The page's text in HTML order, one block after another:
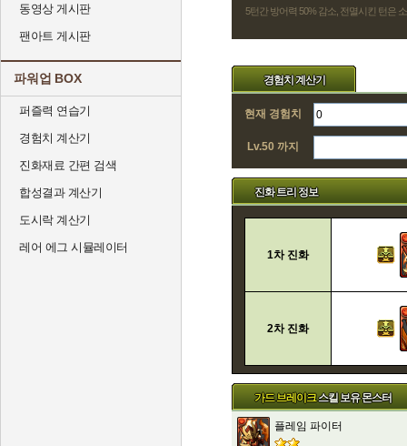
동영상 게시판
팬아트 게시판
파워업 BOX
퍼즐력 연습기
경험치 계산기
진화재료 간편 검색
합성결과 계산기
도시락 계산기
레어 에그 시뮬레이터
5턴간 방어력 50% 감소, 전멸시킨 턴은
경험치 계산기
현재 경험치
Lv.50 까지
진화 트리 정보
1차 진화
2차 진화
가드 브레이크스킬 보유 몬스터
플레임 파이터